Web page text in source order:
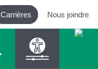
Carrières Nous joindre